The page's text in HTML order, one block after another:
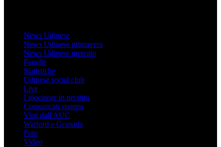
News Udinese
News Udinese primavera
News Udinese mercato
Pagelle
Statistiche
Udinese social club
Live
I giocatore in prestito
Comunicati stampa
Visti dall'AUC
Watford e Granada
Foto
Video